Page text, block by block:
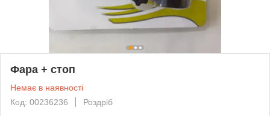
Фара + стоп
Немає в наявності
Код: 00236236
Роздріб